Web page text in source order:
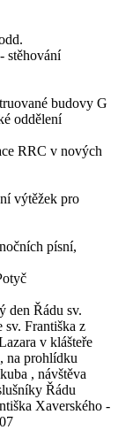
stěhování
budovy G
oddělení
RRC v nových
výtěžek pro
písní,
den Řádu sv.
sv. Františka z
v klášteře
na prohlídku
, návštěva
Řádu
Xaverského -